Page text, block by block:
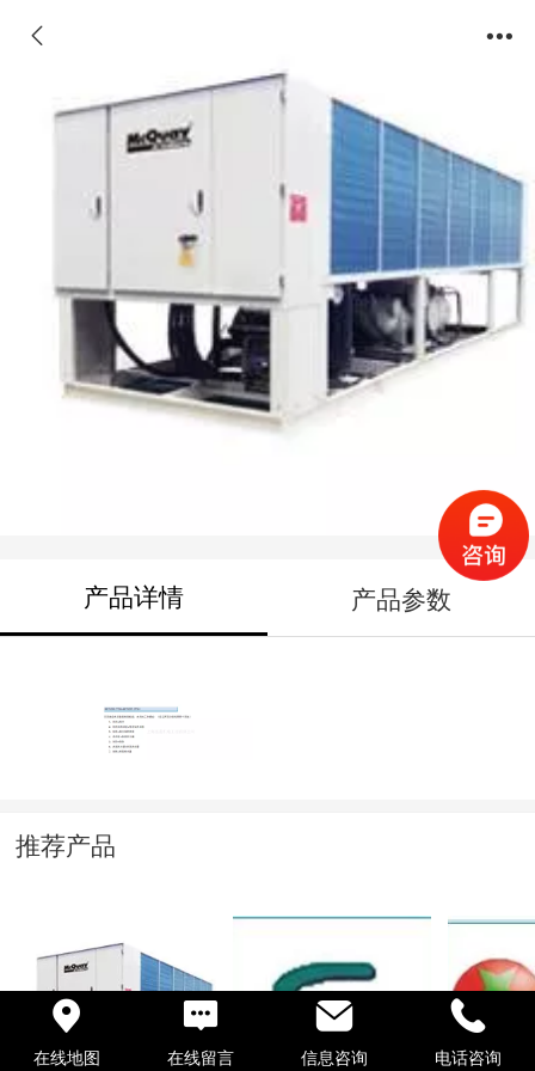
产品详情 产品参数
推荐产品
在线地图 在线留言 信息咨询 电话咨询